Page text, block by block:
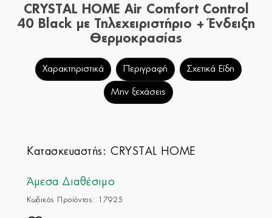
CRYSTAL HOME Air Comfort Control
40 Black με Τηλεχειριστήριο + Ένδειξη
Θερμοκρασίας
Χαρακτηριστικά Περιγραφή Σχετικά Είδη
Μην ξεχάσεις
Κατασκευαστής:CRYSTAL HOME
Άμεσα Διαθέσιμο
Κωδικός Προϊόντος: 17925